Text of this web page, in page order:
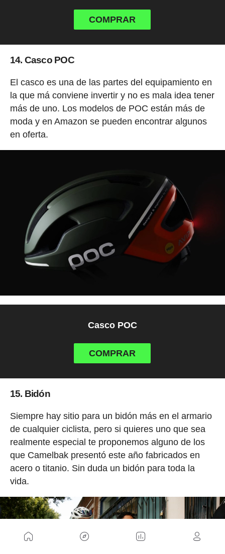
COMPRAR
14. Casco POC
El casco es una de las partes del equipamiento en
la que má conviene invertir y no es mala idea tener
más de uno. Los modelos de POC están más de
moda y en Amazon se pueden encontrar algunos
en oferta.
Casco POC
COMPRAR
15. Bidón
Siempre hay sitio para un bidón más en el armario
de cualquier ciclista, pero si quieres uno que sea
realmente especial te proponemos alguno de los
que Camelbak presentó este año fabricados en
acero o titanio. Sin duda un bidón para toda la
vida.